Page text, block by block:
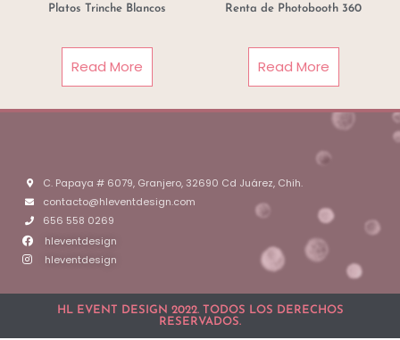
Platos Trinche Blancos
Read More
Renta de Photobooth 360
Read More
C. Papaya # 6079, Granjero, 32690 Cd Juárez, Chih.
contacto@hleventdesign.com
656 558 0269
hleventdesign
hleventdesign
HL EVENT DESIGN 2022. TODOS LOS DERECHOS
RESERVADOS.